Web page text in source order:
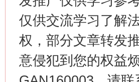
仅供交流学习了解
权，部分文章转发
意侵犯到您的权益